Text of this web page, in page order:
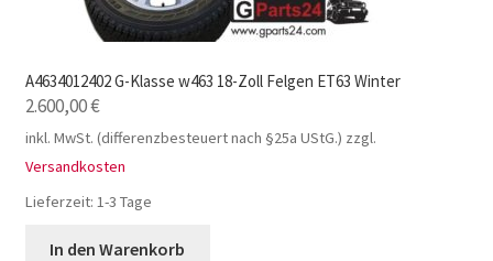
A4634012402 G-Klasse w463 18-Zoll Felgen ET63 Winter
2.600,00€
inkl. MwSt. (differenzbesteuert nach §25a UStG.) zzgl.
Versandkosten
Lieferzeit: 1-3 Tage
In den Warenkorb